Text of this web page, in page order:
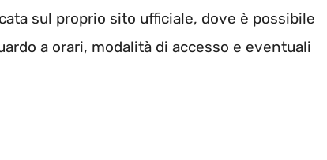
sul proprio sito ufficiale, dove è possibile
a orari, modalità di accesso e eventuali